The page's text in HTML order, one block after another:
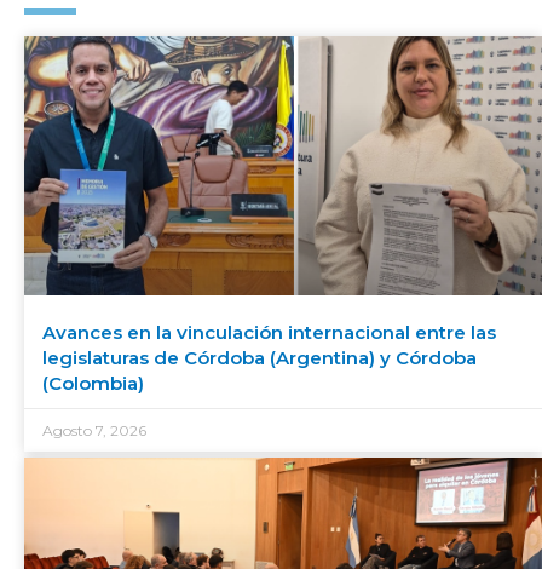
Avances en la vinculación internacional entre las
legislaturas de Córdoba (Argentina) y Córdoba
(Colombia)
Agosto 7, 2026